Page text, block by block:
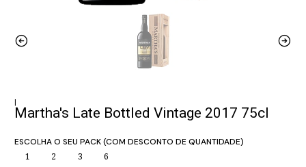
|
Martha's Late Bottled Vintage 2017 75cl
ESCOLHA O SEU PACK (COM DESCONTO DE QUANTIDADE)
1 2 3 6